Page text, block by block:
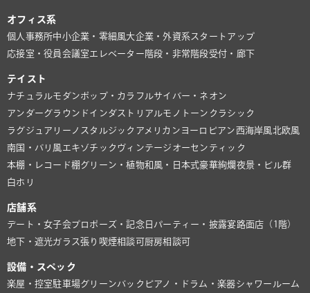
オフィス系
個人事務所中小企業・零細風大企業・外資系スタートアップ
応接室・役員会議室 エレベーター 階段・非常階段受付・廊下
テイスト
ナチュラルモダンポップ・カラフルサイバー・ネオン
アンダーグラウンド インダストリアルモノトーン クラシック
ラグジュアリー ノスタルジック アメリカン ヨーロピアン 西海岸風北欧風
南国・バリ風 エキゾチック ヴィンテージ オーセンティック
本棚・レコード棚グリーン・植物和風・日本式豪華絢爛夜景・ビル群
白ホリ
店舗系
デート・女子会プロポーズ・記念日 パーティー・披露宴路面店（1階）
地下・遮光ガラス張り 喫煙相談可 厨房相談可
設備・スペック
楽屋・控室駐車場グリーンバック ピアノ・ドラム・楽器シャワールーム